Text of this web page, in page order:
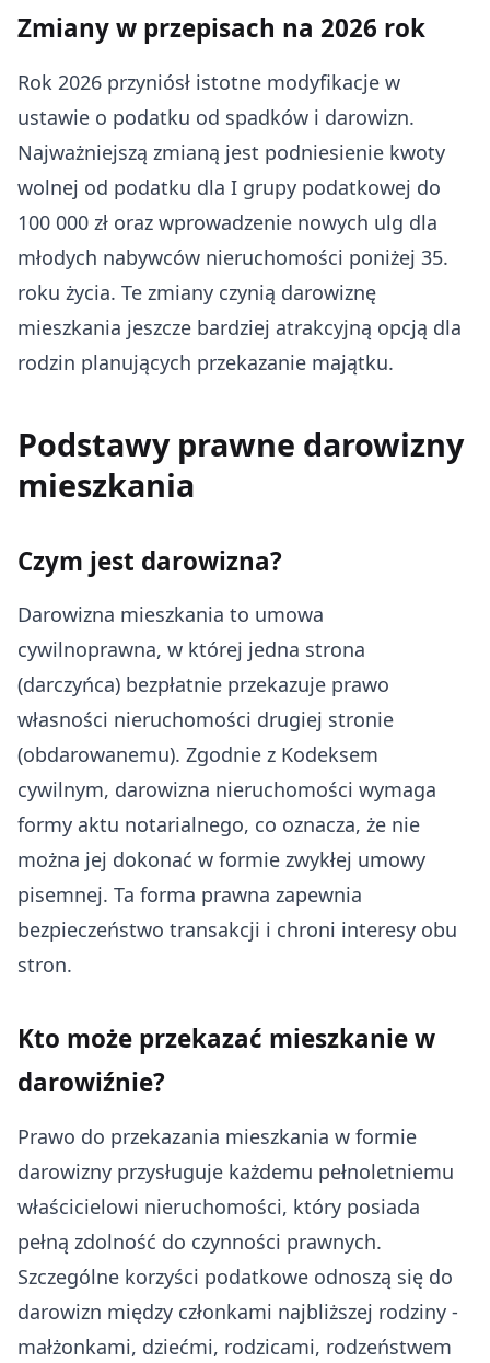
Zmiany w przepisach na 2026 rok
Rok 2026 przyniósł istotne modyfikacje w
ustawie o podatku od spadków i darowizn.
Najważniejszą zmianą jest podniesienie kwoty
wolnej od podatku dla I grupy podatkowej do
100 000 zł oraz wprowadzenie nowych ulg dla
młodych nabywców nieruchomości poniżej 35.
roku życia. Te zmiany czynią darowiznę
mieszkania jeszcze bardziej atrakcyjną opcją dla
rodzin planujących przekazanie majątku.
Podstawy prawne darowizny
mieszkania
Czym jest darowizna?
Darowizna mieszkania to umowa
cywilnoprawna, w której jedna strona
(darczyńca) bezpłatnie przekazuje prawo
własności nieruchomości drugiej stronie
(obdarowanemu). Zgodnie z Kodeksem
cywilnym, darowizna nieruchomości wymaga
formy aktu notarialnego, co oznacza, że nie
można jej dokonać w formie zwykłej umowy
pisemnej. Ta forma prawna zapewnia
bezpieczeństwo transakcji i chroni interesy obu
stron.
Kto może przekazać mieszkanie w
darowiźnie?
Prawo do przekazania mieszkania w formie
darowizny przysługuje każdemu pełnoletniemu
właścicielowi nieruchomości, który posiada
pełną zdolność do czynności prawnych.
Szczególne korzyści podatkowe odnoszą się do
darowizn między członkami najbliższej rodziny -
małżonkami, dziećmi, rodzicami, rodzeństwem